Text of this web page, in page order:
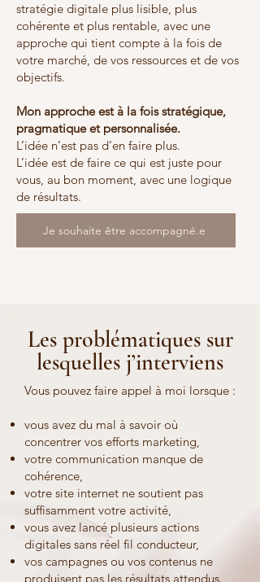
stratégie digitale plus lisible, plus
cohérente et plus rentable, avec une
approche qui tient compte à la fois de
votre marché, de vos ressources et de vos
objectifs.
Mon approche est à la fois stratégique,
pragmatique et personnalisée.
L’idée n’est pas d’en faire plus.
L’idée est de faire ce qui est juste pour
vous, au bon moment, avec une logique
de résultats.
Je souhaite être accompagné.e
Les problématiques sur
lesquelles j’interviens
Vous pouvez faire appel à moi lorsque :
vous avez du mal à savoir où
concentrer vos efforts marketing,
votre communication manque de
cohérence,
votre site internet ne soutient pas
suffisamment votre activité,
vous avez lancé plusieurs actions
digitales sans réel fil conducteur,
vos campagnes ou vos contenus ne
produisent pas les résultats attendus,